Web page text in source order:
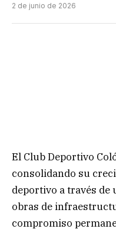
2 de junio de 2026
El Club Deportivo
consolidando su
deportivo a través de
obras de
compromiso